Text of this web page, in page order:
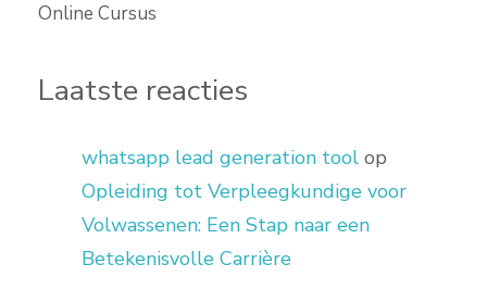
Online Cursus
Laatste reacties
whatsapp lead generation tool op
Opleiding tot Verpleegkundige voor
Volwassenen: Een Stap naar een
Betekenisvolle Carrière